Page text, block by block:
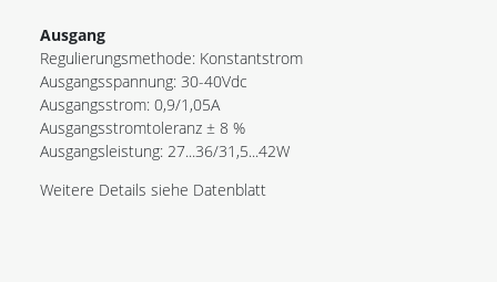
Ausgang
Regulierungsmethode: Konstantstrom
Ausgangsspannung: 30-40Vdc
Ausgangsstrom: 0,9/1,05A
Ausgangsstromtoleranz ± 8 %
Ausgangsleistung: 27...36/31,5...42W
Weitere Details siehe Datenblatt